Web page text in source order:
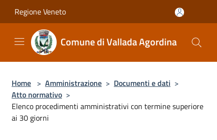
Regione Veneto
Comune di Vallada Agordina
Home > Amministrazione > Documenti e dati >
Atto normativo >
Elenco procedimenti amministrativi con termine superiore
ai 30 giorni